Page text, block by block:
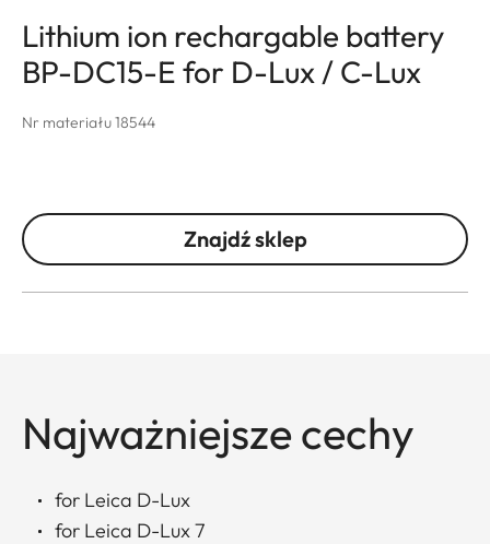
Lithium ion rechargable battery
BP-DC15-E for D-Lux / C-Lux
Nr materiału 18544
Znajdź sklep
Najważniejsze cechy
for Leica D-Lux
for Leica D-Lux 7